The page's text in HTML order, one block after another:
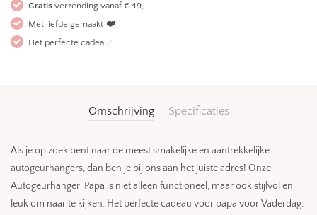
Gratis verzending vanaf € 49,-
Met liefde gemaakt ❤️
Het perfecte cadeau!
Omschrijving Specificaties
Als je op zoek bent naar de meest smakelijke en aantrekkelijke
autogeurhangers, dan ben je bij ons aan het juiste adres! Onze
Autogeurhanger Papa is niet alleen functioneel, maar ook stijlvol en
leuk om naar te kijken. Het perfecte cadeau voor papa voor Vaderdag,